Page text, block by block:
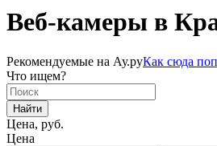
Веб-камеры в
Рекомендуемые на Ау.руКак сюда
Что ищем?
Найти
Цена, руб.
Цена